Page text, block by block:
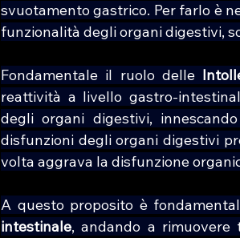
svuotamento gastrico. Per farlo è
funzionalità degli organi digestivi,
Fondamentale il ruolo delle
reattività a livello gastro-
degli organi digestivi,
disfunzioni degli organi digestivi
volta aggrava la disfunzione
A questo proposito è
intestinale, andando a